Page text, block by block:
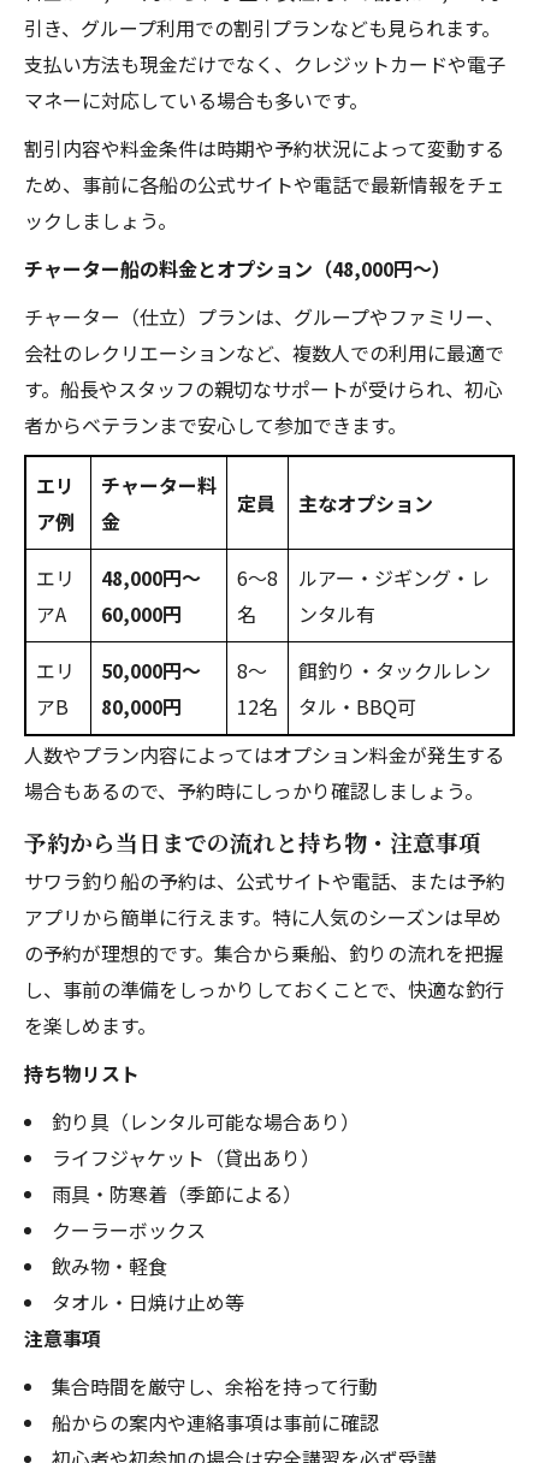
引き、グループ利用での割引プランなども見られます。
支払い方法も現金だけでなく、クレジットカードや電子
マネーに対応している場合も多いです。
割引内容や料金条件は時期や予約状況によって変動する
ため、事前に各船の公式サイトや電話で最新情報をチェ
ックしましょう。
チャーター船の料金とオプション（48,000円〜）
チャーター（仕立）プランは、グループやファミリー、
会社のレクリエーションなど、複数人での利用に最適で
す。船長やスタッフの親切なサポートが受けられ、初心
者からベテランまで安心して参加できます。
エリ
ア例
チャーター料
金
定員 主なオプション
エリ
アA
48,000円〜
60,000円
6〜8
名
ルアー・ジギング・レ
ンタル有
エリ
アB
50,000円〜
80,000円
8〜
12名
餌釣り・タックルレン
タル・BBQ可
人数やプラン内容によってはオプション料金が発生する
場合もあるので、予約時にしっかり確認しましょう。
予約から当日までの流れと持ち物・注意事項
サワラ釣り船の予約は、公式サイトや電話、または予約
アプリから簡単に行えます。特に人気のシーズンは早め
の予約が理想的です。集合から乗船、釣りの流れを把握
し、事前の準備をしっかりしておくことで、快適な釣行
を楽しめます。
持ち物リスト
釣り具（レンタル可能な場合あり）
ライフジャケット（貸出あり）
雨具・防寒着（季節による）
クーラーボックス
飲み物・軽食
タオル・日焼け止め等
注意事項
集合時間を厳守し、余裕を持って行動
船からの案内や連絡事項は事前に確認